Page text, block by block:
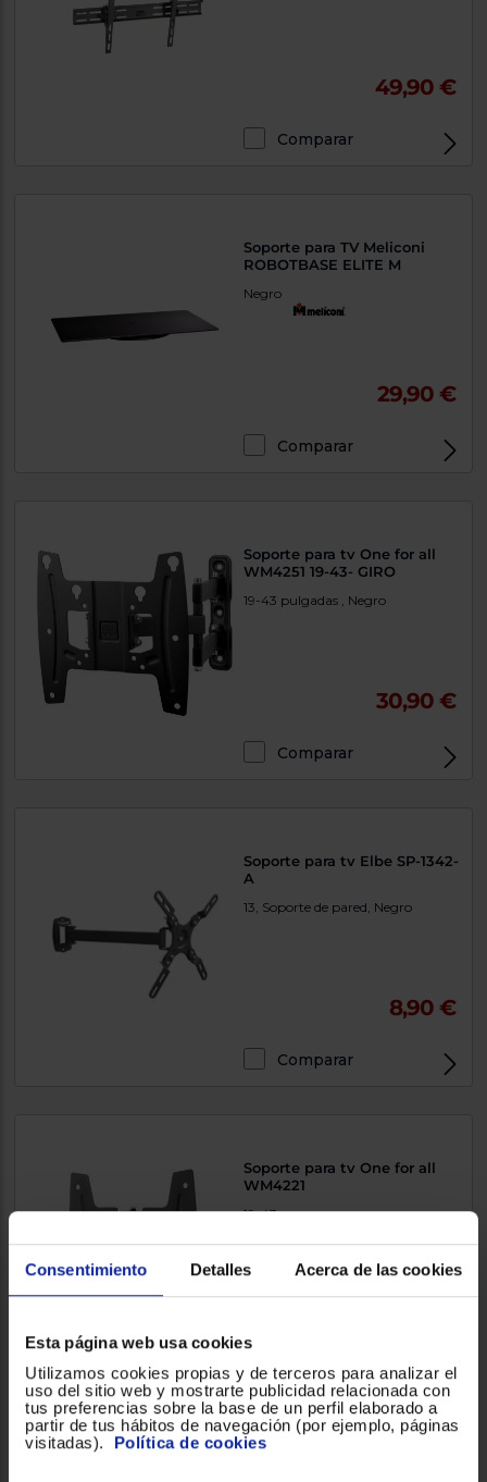
Consentimiento Detalles Acerca de las cookies
Esta página web usa cookies
Utilizamos cookies propias y de terceros para analizar el
uso del sitio web y mostrarte publicidad relacionada con
tus preferencias sobre la base de un perfil elaborado a
partir de tus hábitos de navegación (por ejemplo, páginas
visitadas). Política de cookies
49,90 €
Comparar
Soporte para TV Meliconi
ROBOTBASE ELITE M
Negro
29,90 €
Comparar
Soporte para tv One for all
WM4251 19-43- GIRO
19-43 pulgadas , Negro
30,90 €
Comparar
Soporte para tv Elbe SP-1342-
A
13, Soporte de pared, Negro
8,90 €
Comparar
Soporte para tv One for all
WM4221
19-43
Comparar